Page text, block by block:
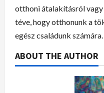
otthoni átalakításról
téve, hogy otthonunk a
egész családunk számára.
ABOUT THE AUTHOR